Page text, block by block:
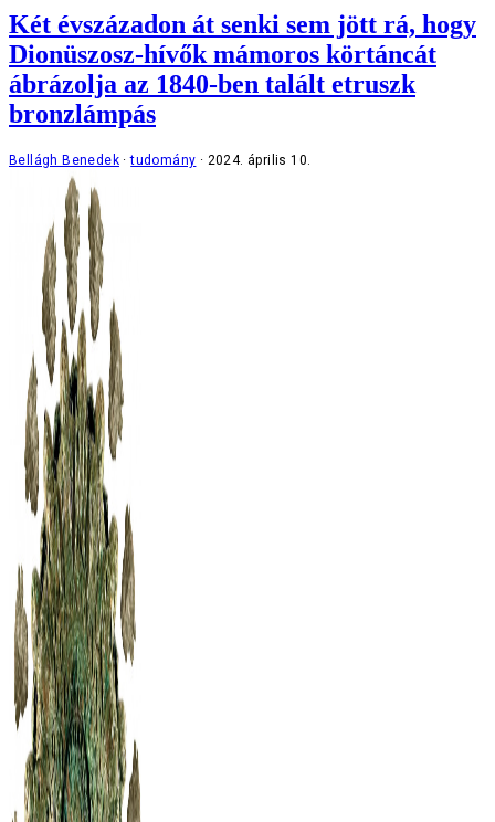
Két évszázadon át senki sem jött rá, hogy
Dionüszosz-hívők mámoros körtáncát
ábrázolja az 1840-ben talált etruszk
bronzlámpás
Bellágh Benedek tudomány 2024. április 10.